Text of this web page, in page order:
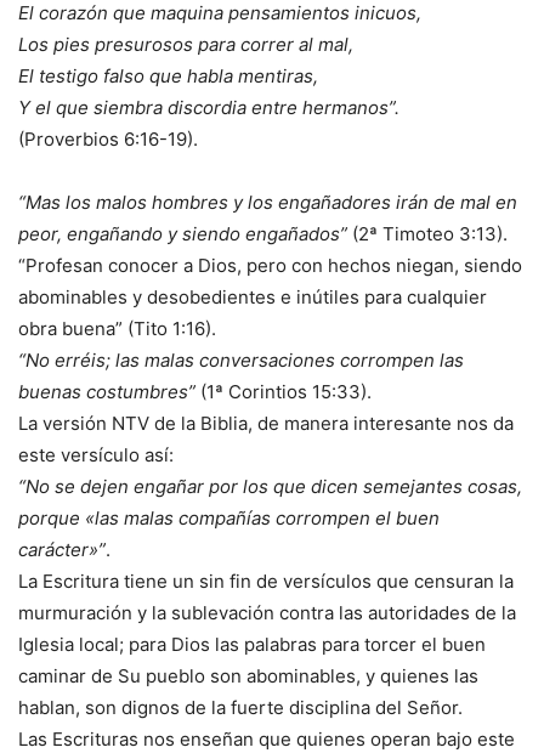
El corazón que maquina pensamientos inicuos,
Los pies presurosos para correr al mal,
El testigo falso que habla mentiras,
Y el que siembra discordia entre hermanos”.
(Proverbios 6:16-19).
“Mas los malos hombres y los engañadores irán de mal en
peor, engañando y siendo engañados” (2ª Timoteo 3:13).
“Profesan conocer a Dios, pero con hechos niegan, siendo
abominables y desobedientes e inútiles para cualquier
obra buena” (Tito 1:16).
“No erréis; las malas conversaciones corrompen las
buenas costumbres” (1ª Corintios 15:33).
La versión NTV de la Biblia, de manera interesante nos da
este versículo así:
“No se dejen engañar por los que dicen semejantes cosas,
porque «las malas compañías corrompen el buen
carácter»”.
La Escritura tiene un sin fin de versículos que censuran la
murmuración y la sublevación contra las autoridades de la
Iglesia local; para Dios las palabras para torcer el buen
caminar de Su pueblo son abominables, y quienes las
hablan, son dignos de la fuerte disciplina del Señor.
Las Escrituras nos enseñan que quienes operan bajo este